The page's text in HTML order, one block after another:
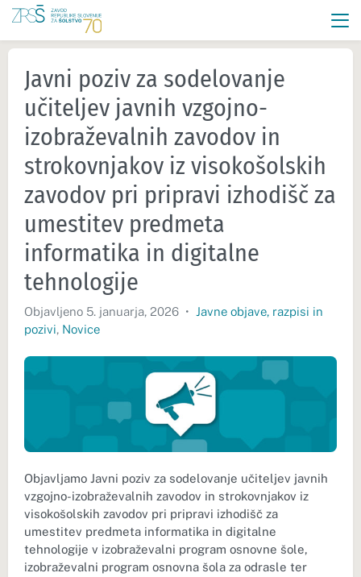
Javni poziv za sodelovanje
učiteljev javnih vzgojno-
izobraževalnih zavodov in
strokovnjakov iz visokošolskih
zavodov pri pripravi izhodišč za
umestitev predmeta
informatika in digitalne
tehnologije
Objavljeno 5. januarja, 2026 • Javne objave, razpisi in
pozivi, Novice
Objavljamo Javni poziv za sodelovanje učiteljev javnih
vzgojno-izobraževalnih zavodov in strokovnjakov iz
visokošolskih zavodov pri pripravi izhodišč za
umestitev predmeta informatika in digitalne
tehnologije v izobraževalni program osnovne šole,
izobraževalni program osnovna šola za odrasle ter